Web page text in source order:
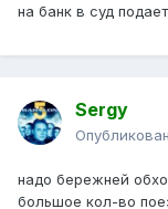
на банк в суд
Sergy
надо бережней
большое кол-во